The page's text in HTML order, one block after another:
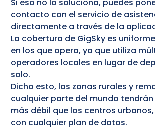
Si eso no lo soluciona, puedes
contacto con el servicio de
directamente a través de la
La cobertura de GigSky es
en los que opera, ya que utiliza
operadores locales en lugar de
solo.
Dicho esto, las zonas rurales y
cualquier parte del mundo tendrán
más débil que los centros
con cualquier plan de datos.